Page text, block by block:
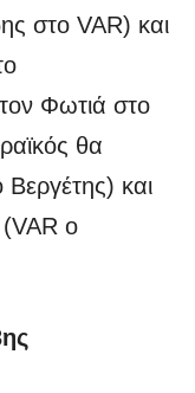
στο VAR) και
Φωτιά στο
θα
και
ο